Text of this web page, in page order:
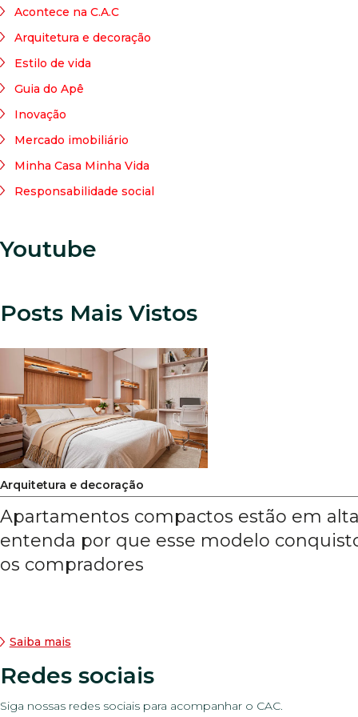
Acontece na C.A.C
Arquitetura e decoração
Estilo de vida
Guia do Apê
Inovação
Mercado imobiliário
Minha Casa Minha Vida
Responsabilidade social
Youtube
Posts Mais Vistos
Arquitetura e decoração
Apartamentos compactos estão em
entenda por que esse modelo
os compradores
Saiba mais
Redes sociais
Siga nossas redes sociais para acompanhar o CAC.